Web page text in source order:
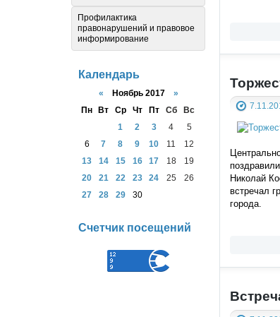
Николай
встречал
города.
Профилактика
правонарушений и правовое
информирование
Календарь
« Ноябрь 2017 »
Пн
Вт Ср Чт Пт Сб
Вс
1
2 3 4
5
6
7 8 9 10 11
12
13
14 15 16 17 18
19
20
21 22 23 24 25
26
27
28 29 30
Счетчик посещений